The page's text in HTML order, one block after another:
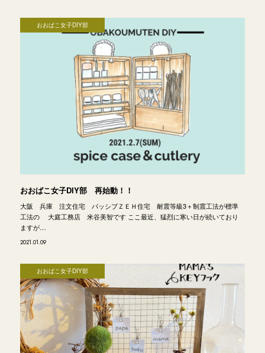
おおばこ女子DIY部
おおばこ女子DIY部 再始動！！
大阪 兵庫 注文住宅 パッシブＺＥＨ住宅 耐震等級3＋制震工法が標準
工法の 大庭工務店 米谷美智です ここ最近、猛烈に寒い日が続いており
ますが…
2021.01.09
おおばこ女子DIY部